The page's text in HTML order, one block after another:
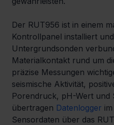
Der RUT956 ist in einem
Kontrollpanel installiert
Untergrundsonden
Materialkontakt rund um
präzise Messungen
seismische Aktivität,
Porendruck, pH-Wert und
übertragen Datenlogger
Sensordaten über das